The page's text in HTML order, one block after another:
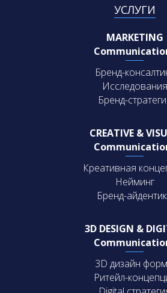
УСЛУГИ
MARKETING
Бренд-
Исследования
Бренд-
CREATIVE &
Креативная
Нейминг
Бренд-
3D DESIGN &
3D дизайн
Ритейл-